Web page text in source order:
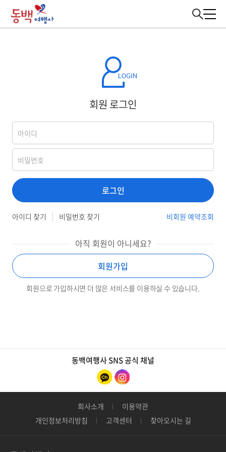
회원 로그인
로그인
아이디 찾기 비밀번호 찾기 비회원 예약조회
아직 회원이 아니세요?
회원가입
회원으로 가입하시면 더 많은 서비스를 이용하실 수 있습니다.
동백여행사 SNS 공식 채널
회사소개
이용약관
개인정보처리방침
고객센터 찾아오시는 길